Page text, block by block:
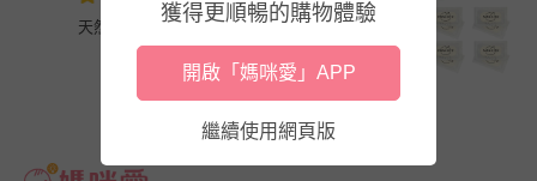
天然精油防蚊片/補充片-2入裝*4組/共8片裝
獲得更順暢的購物體驗
開啟「媽咪愛」APP
繼續使用網頁版